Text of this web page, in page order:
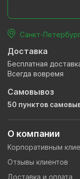
О компании
Корпоративным
Отзывы клиентов
Доставка и оплата
Санкт-
Доставка
Бесплатная
Всегда вовремя
Самовывоз
50 пунктов